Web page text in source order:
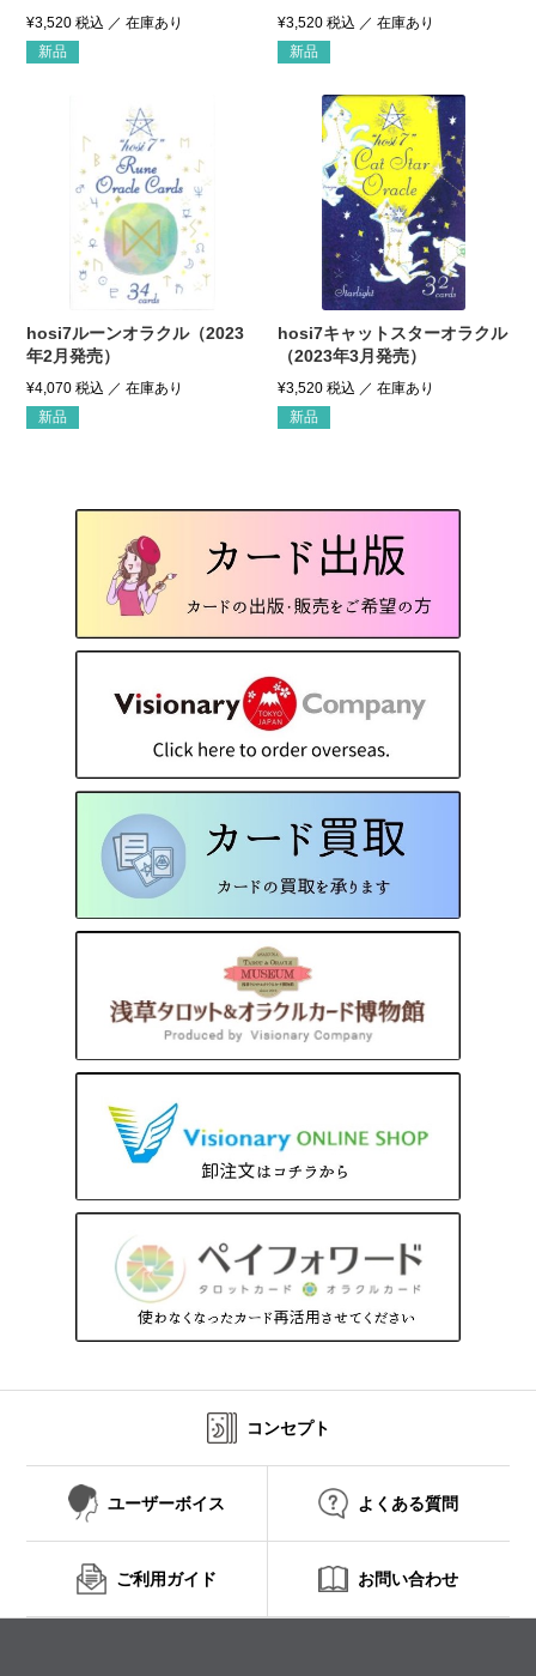
¥3,520 税込
新品
¥3,520 税込
新品
hosi7ルーンオラクル（2023
年2月発売）
¥4,070 税込
新品
hosi7キャットスターオラクル
（2023年3月発売）
¥3,520 税込
新品
コンセプト
ユーザーボイス よくある質問
ご利用ガイド お問い合わせ